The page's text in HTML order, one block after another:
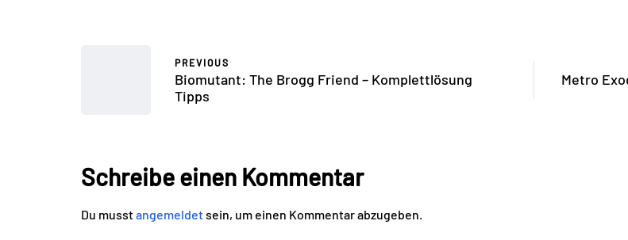
PREVIOUS
Biomutant: The Brogg Friend – Komplettlösung
Tipps
Metro
Schreibe einen Kommentar
Du musstangemeldetsein, um einen Kommentar abzugeben.